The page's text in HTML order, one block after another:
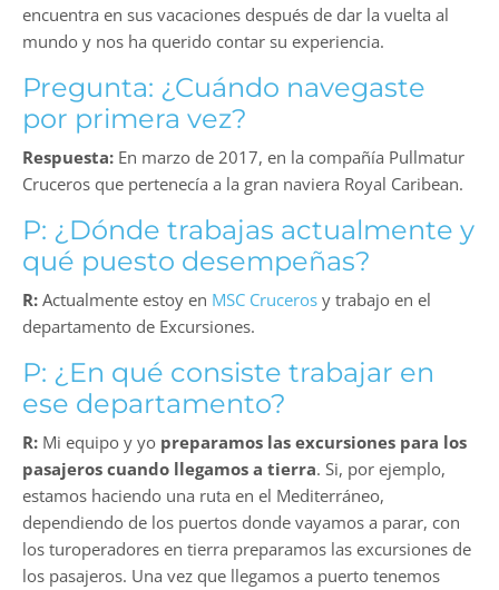
encuentra en sus vacaciones después de dar la vuelta al
mundo y nos ha querido contar su experiencia.
Pregunta: ¿Cuándo navegaste
por primera vez?
Respuesta: En marzo de 2017, en la compañía Pullmatur
Cruceros que pertenecía a la gran naviera Royal Caribean.
P: ¿Dónde trabajas actualmente y
qué puesto desempeñas?
R: Actualmente estoy en MSC Cruceros y trabajo en el
departamento de Excursiones.
P: ¿En qué consiste trabajar en
ese departamento?
R: Mi equipo y yo preparamos las excursiones para los
pasajeros cuando llegamos a tierra. Si, por ejemplo,
estamos haciendo una ruta en el Mediterráneo,
dependiendo de los puertos donde vayamos a parar, con
los turoperadores en tierra preparamos las excursiones de
los pasajeros. Una vez que llegamos a puerto tenemos